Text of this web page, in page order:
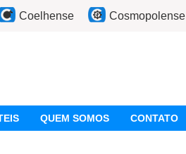
Coelhense Cosmopolense
QUEM SOMOS CONTATO